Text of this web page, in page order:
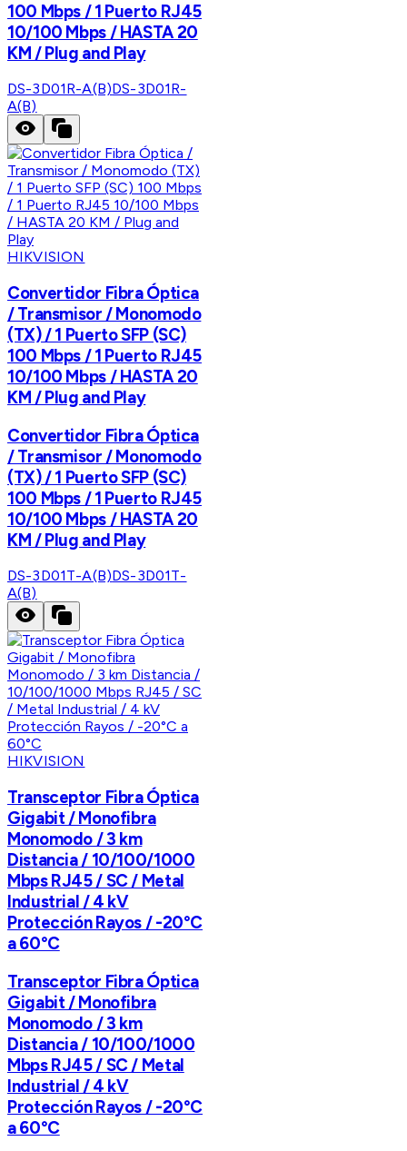
100 Mbps / 1 Puerto RJ45
10/100 Mbps / HASTA 20
KM / Plug and Play
DS-3D01R-A(B)DS-3D01R-
A(B)
HIKVISION
Convertidor Fibra Óptica
/ Transmisor / Monomodo
(TX) / 1 Puerto SFP (SC)
100 Mbps / 1 Puerto RJ45
10/100 Mbps / HASTA 20
KM / Plug and Play
Convertidor Fibra Óptica
/ Transmisor / Monomodo
(TX) / 1 Puerto SFP (SC)
100 Mbps / 1 Puerto RJ45
10/100 Mbps / HASTA 20
KM / Plug and Play
DS-3D01T-A(B)DS-3D01T-
A(B)
HIKVISION
Transceptor Fibra Óptica
Gigabit / Monofibra
Monomodo / 3 km
Distancia / 10/100/1000
Mbps RJ45 / SC / Metal
Industrial / 4 kV
Protección Rayos / -20°C
a 60°C
Transceptor Fibra Óptica
Gigabit / Monofibra
Monomodo / 3 km
Distancia / 10/100/1000
Mbps RJ45 / SC / Metal
Industrial / 4 kV
Protección Rayos / -20°C
a 60°C